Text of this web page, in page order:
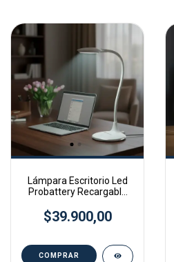
Lámpara Escritorio Led
Probattery Recargable
$39.900,00